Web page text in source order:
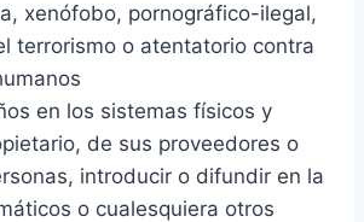
xenófobo, pornográfico-ilegal,
terrorismo o atentatorio contra
en los sistemas físicos y
de sus proveedores o
introducir o difundir en la
o cualesquiera otros